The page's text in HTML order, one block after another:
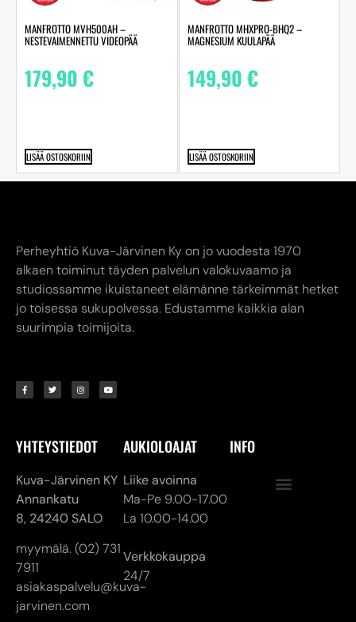
MANFROTTO MVH500AH –
NESTEVAIMENNETTU VIDEOPÄÄ
179,90€
LISÄÄ OSTOSKORIIN
MANFROTTO MHXPRO-BHQ2 –
MAGNESIUM KUULAPÄÄ
149,90€
LISÄÄ OSTOSKORIIN
Perheyhtiö Kuva-Järvinen Ky on jo vuodesta 1970
alkaen toiminut täyden palvelun valokuvaamo ja
studiossamme ikuistaneet elämänne tärkeimmät hetket
jo toisessa sukupolvessa. Edustamme kaikkia alan
suurimpia toimijoita.
YHTEYSTIEDOT
Kuva-Järvinen KY
Annankatu
8, 24240 SALO
myymälä. (02) 731
7911
asiakaspalvelu@kuva-
jarvinen.com
AUKIOLOAJAT
Liike avoinna
Ma-Pe 9.00-17.00
La 10.00-14.00
Verkkokauppa
24/7
INFO